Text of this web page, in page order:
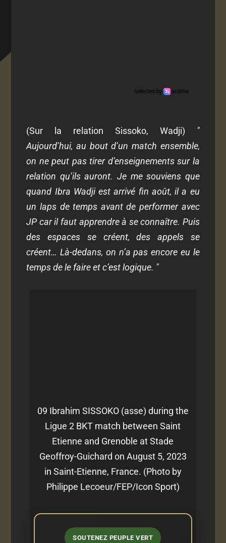
(Sur la relation Sissoko, Wadji) "
Aujourd’hui, au bout d’un match ensemble,
on ne peut pas tirer d’enseignements sur la
relation qu’ils auront. Je me souviens que
quand Ibra Wadji est arrivé fin août, il a eu
un laps de temps avant de performer avec
JP car il faut apprendre à se connaître. Puis
des espaces se créent, des appels se
créent… Là-dedans, on n’a pas encore eu le
temps de le faire et c’est logique. "
09 Ibrahim SISSOKO (asse) during the
Ligue 2 BKT match between Saint
Etienne and Grenoble at Stade
Geoffroy-Guichard on August 5, 2023
in Saint-Etienne, France. (Photo by
Philippe Lecoeur/FEP/Icon Sport)
SOUTENEZ PEUPLE VERT